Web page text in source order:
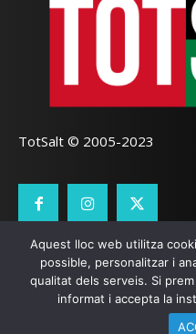
TotSalt © 2005-2023
CONTACTE TOTSALT AVÍS
SEO LOCALI
Aquest lloc web utilitza
possible, personalitzar i
qualitat dels serveis. Si
informat i accepta la